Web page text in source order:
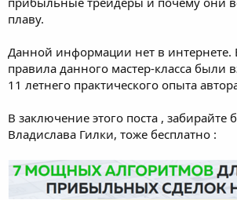
плаву.
Данной информации нет в интернете.
правила данного мастер-класса были
11 летнего практического опыта
В заключение этого поста , забирайте
Владислава Гилки, тоже бесплатно :